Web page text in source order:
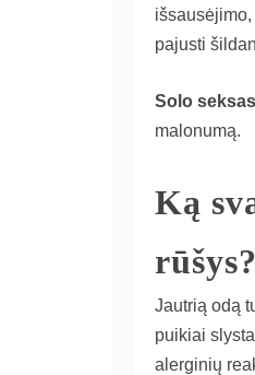
pajusti
Solo seksas
malonumą.
Ką
rūšys?
Jautrią odą
puikiai
alerginių